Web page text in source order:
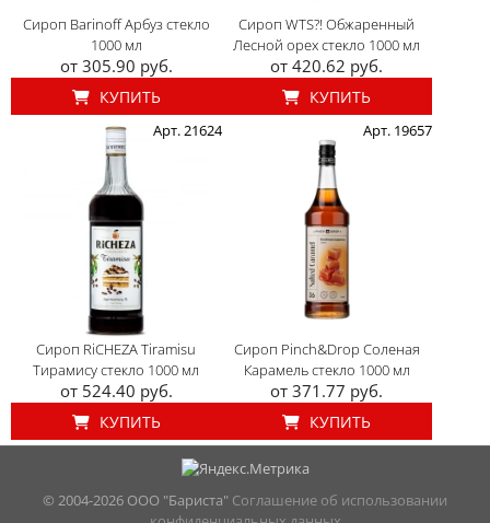
Сироп Barinoff Арбуз стекло
1000 мл
от 305.90 руб.
КУПИТЬ
Сироп WTS?! Обжаренный
Лесной орех стекло 1000 мл
от 420.62 руб.
КУПИТЬ
Арт. 21624
Сироп RiCHEZA Tiramisu
Тирамису стекло 1000 мл
от 524.40 руб.
КУПИТЬ
Арт. 19657
Сироп Pinch&Drop Соленая
Карамель стекло 1000 мл
от 371.77 руб.
КУПИТЬ
© 2004-2026 ООО "Бариста" Соглашение об использовании